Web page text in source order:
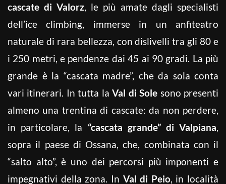
cascate di Valorz, le più amate dagli specialisti
dell’ice climbing, immerse in un anfiteatro
naturale di rara bellezza, con dislivelli tra gli 80 e
i 250 metri, e pendenze dai 45 ai 90 gradi. La più
grande è la “cascata madre”, che da sola conta
vari itinerari. In tutta laVal di Sole sono presenti
almeno una trentina di cascate: da non perdere,
in particolare, la “cascata grande” di Valpiana,
sopra il paese di Ossana, che, combinata con il
“salto alto”, è uno dei percorsi più imponenti e
impegnativi della zona. In Val di Peio, in località